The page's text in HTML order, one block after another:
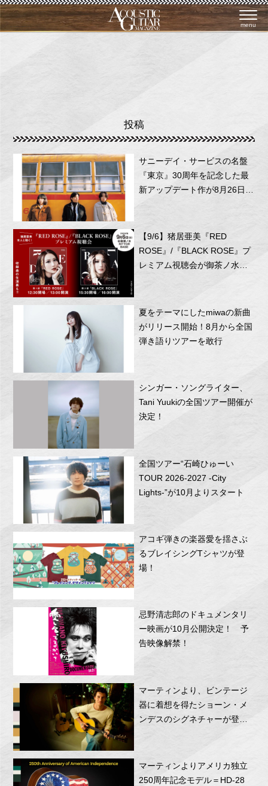
menu
投稿
サニーデイ・サービスの名盤
『東京』30周年を記念した最
新アップデート作が8月26日に
リリース！
【9/6】猪居亜美『RED
ROSE』/『BLACK ROSE』プ
レミアム視聴会が御茶ノ水
夏をテーマにしたmiwaの新曲
がリリース開始！8月から全国
弾き語りツアーを敢行
シンガー・ソングライター、
Tani Yuukiの全国ツアー開催が
決定！
全国ツアー“石崎ひゅーい
TOUR 2026-2027 -City
Lights-”が10月よりスタート
アコギ弾きの楽器愛を揺さぶ
るブレイシングTシャツが登
場！
忌野清志郎のドキュメンタリ
ー映画が10月公開決定！ 予
告映像解禁！
マーティンより、ビンテージ
器に着想を得たショーン・メ
ンデスのシグネチャーが登
マーティンよりアメリカ独立
250周年記念モデル＝HD-28